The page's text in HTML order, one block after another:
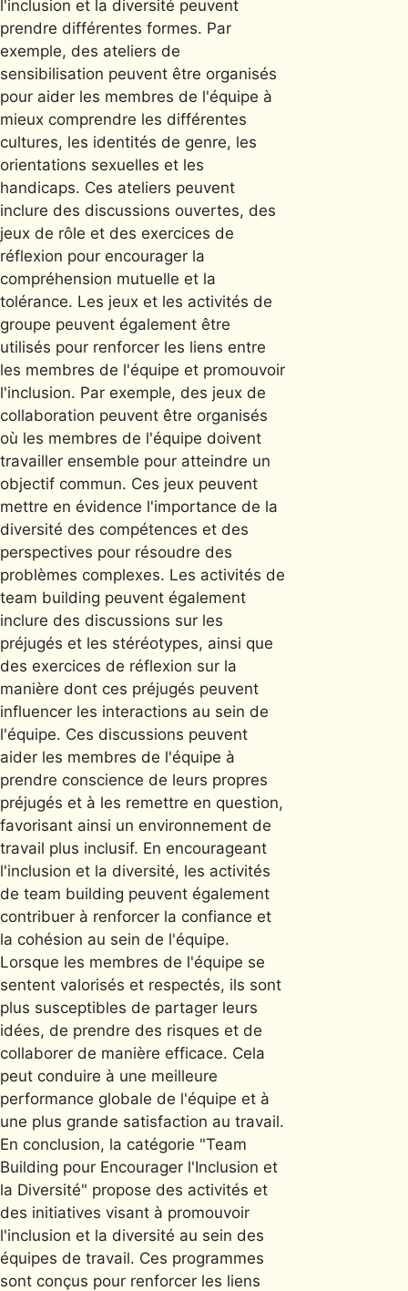
l'inclusion et la diversité peuvent
prendre différentes formes. Par
exemple, des ateliers de
sensibilisation peuvent être organisés
pour aider les membres de l'équipe à
mieux comprendre les différentes
cultures, les identités de genre, les
orientations sexuelles et les
handicaps. Ces ateliers peuvent
inclure des discussions ouvertes, des
jeux de rôle et des exercices de
réflexion pour encourager la
compréhension mutuelle et la
tolérance. Les jeux et les activités de
groupe peuvent également être
utilisés pour renforcer les liens entre
les membres de l'équipe et promouvoir
l'inclusion. Par exemple, des jeux de
collaboration peuvent être organisés
où les membres de l'équipe doivent
travailler ensemble pour atteindre un
objectif commun. Ces jeux peuvent
mettre en évidence l'importance de la
diversité des compétences et des
perspectives pour résoudre des
problèmes complexes. Les activités de
team building peuvent également
inclure des discussions sur les
préjugés et les stéréotypes, ainsi que
des exercices de réflexion sur la
manière dont ces préjugés peuvent
influencer les interactions au sein de
l'équipe. Ces discussions peuvent
aider les membres de l'équipe à
prendre conscience de leurs propres
préjugés et à les remettre en question,
favorisant ainsi un environnement de
travail plus inclusif. En encourageant
l'inclusion et la diversité, les activités
de team building peuvent également
contribuer à renforcer la confiance et
la cohésion au sein de l'équipe.
Lorsque les membres de l'équipe se
sentent valorisés et respectés, ils sont
plus susceptibles de partager leurs
idées, de prendre des risques et de
collaborer de manière efficace. Cela
peut conduire à une meilleure
performance globale de l'équipe et à
une plus grande satisfaction au travail.
En conclusion, la catégorie "Team
Building pour Encourager l'Inclusion et
la Diversité" propose des activités et
des initiatives visant à promouvoir
l'inclusion et la diversité au sein des
équipes de travail. Ces programmes
sont conçus pour renforcer les liens